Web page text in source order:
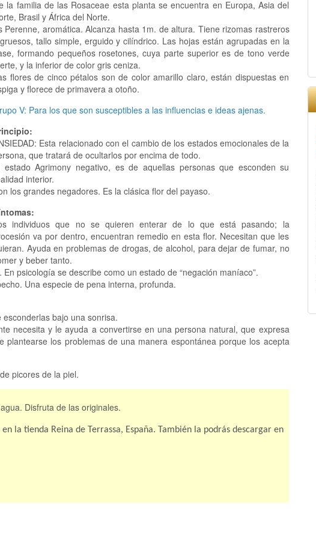
la familia de las Rosaceae esta planta se encuentra en Europa, Asia del
Brasil y África del Norte.
Perenne, aromática. Alcanza hasta 1m. de altura. Tiene rizomas rastreros
tallo simple, erguido y cilíndrico. Las hojas están agrupadas en la
formando pequeños rosetones, cuya parte superior es de tono verde
y la inferior de color gris ceniza.
flores de cinco pétalos son de color amarillo claro, están dispuestas en
y florece de primavera a otoño.
V: Para los que son susceptibles a las influencias e ideas ajenas.
Esta relacionado con el cambio de los estados emocionales de la
que tratará de ocultarlos por encima de todo.
estado Agrimony negativo, es de aquellas personas que esconden su
interior.
los grandes negadores. Es la clásica flor del payaso.
individuos que no se quieren enterar de lo que está pasando; la
va por dentro, encuentran remedio en esta flor. Necesitan que les
Ayuda en problemas de drogas, de alcohol, para dejar de fumar, no
y beber tanto.
psicología se describe como un estado de “negación maníaco”.
Una especie de pena interna, profunda.
bajo una sonrisa.
necesita y le ayuda a convertirse en una persona natural, que expresa
plantearse los problemas de una manera espontánea porque los acepta
picores de la piel.
Disfruta de las originales.
la tienda Reina de Terrassa, España. También la podrás descargar en